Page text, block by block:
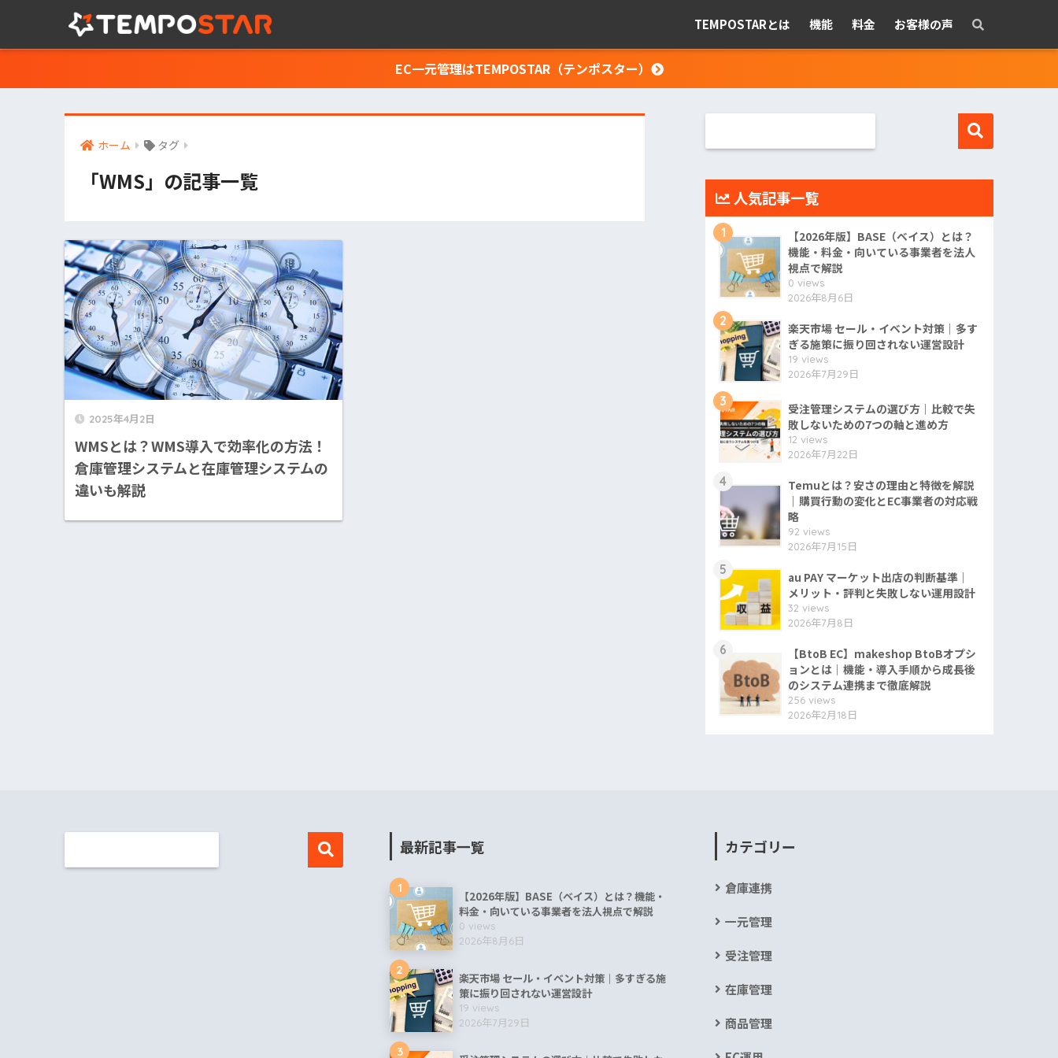
TEMPOSTARとは 機能 料金 お客様の声
EC一元管理はTEMPOSTAR（テンポスター）
ホーム タグ
「WMS」の記事一覧
2025年4月2日
WMSとは？WMS導入で効率化の方法！
倉庫管理システムと在庫管理システムの
違いも解説
人気記事一覧
1
【2026年版】BASE（ベイス）とは？
機能・料金・向いている事業者を法人
視点で解説
0 views
2026年8月6日
2
楽天市場 セール・イベント対策｜多す
ぎる施策に振り回されない運営設計
19 views
2026年7月29日
3
受注管理システムの選び方｜比較で失
敗しないための7つの軸と進め方
12 views
2026年7月22日
4
Temuとは？安さの理由と特徴を解説
｜購買行動の変化とEC事業者の対応戦
略
92 views
2026年7月15日
5
au PAY マーケット出店の判断基準｜
メリット・評判と失敗しない運用設計
32 views
2026年7月8日
6
【BtoB EC】makeshop BtoBオプシ
ョンとは｜機能・導入手順から成長後
のシステム連携まで徹底解説
256 views
2026年2月18日
最新記事一覧
1
【2026年版】BASE（ベイス）とは？機能・
料金・向いている事業者を法人視点で解説
0 views
2026年8月6日
2
楽天市場 セール・イベント対策｜多すぎる施
策に振り回されない運営設計
19 views
2026年7月29日
3
カテゴリー
倉庫連携
一元管理
受注管理
在庫管理
商品管理